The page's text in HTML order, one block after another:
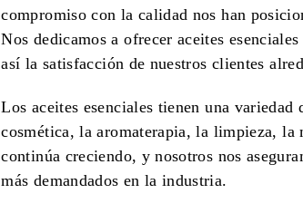
compromiso con la calidad nos han
Nos dedicamos a ofrecer aceites
así la satisfacción de nuestros clientes
Los aceites esenciales tienen una
cosmética, la aromaterapia, la limpieza,
continúa creciendo, y nosotros nos
más demandados en la industria.